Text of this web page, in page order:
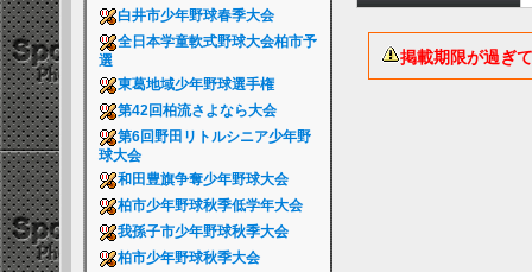
白井市少年野球春季大会
全日本学童軟式野球大会柏市予
選
東葛地域少年野球選手権
第42回柏流さよなら大会
第6回野田リトルシニア少年野
球大会
和田豊旗争奪少年野球大会
柏市少年野球秋季低学年大会
我孫子市少年野球秋季大会
柏市少年野球秋季大会
掲載期限が過ぎ